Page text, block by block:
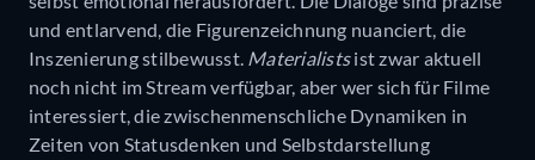
und entlarvend, die Figurenzeichnung nuanciert, die
Inszenierung stilbewusst. Materialistsist zwar aktuell
noch nicht im Stream verfügbar, aber wer sich für Filme
interessiert, die zwischenmenschliche Dynamiken in
Zeiten von Statusdenken und Selbstdarstellung